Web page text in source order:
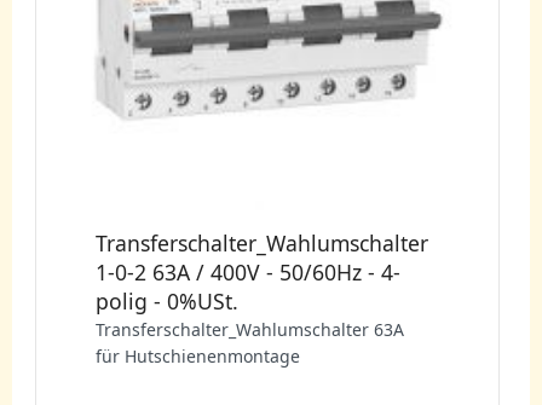
Transferschalter_Wahlumschalter
1-0-2 63A / 400V - 50/60Hz - 4-
polig - 0%USt.
Transferschalter_Wahlumschalter 63A
für Hutschienenmontage